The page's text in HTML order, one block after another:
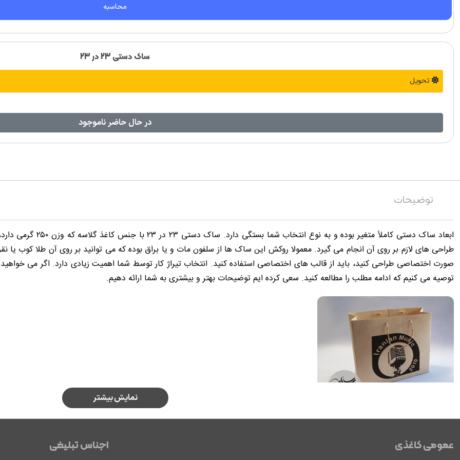
محاسبه
ساک دستی 23 در 23
تحویل
در حال حاضر ناموجود
توضیحات
ابعاد ساک دستی کاملاً
طراحی‌ های لازم بر روی آن انجام می‌ گیرد. معمولا روکش این ساک‌ ها از سلفون مات و یا براق بوده که می‌ توانید بر روی آن طلا کوب یا
توصیه می ‌کنیم که ادامه مطلب را مطالعه کنید. سعی کرده ایم توضیحات بهتر و بیشتری به شما ارائه دهیم.
قیمت ساک دستی ۲۳ در ۲۳ به چه عواملی بستگی دارد؟
اگر می‌ خواهید اقدام به خرید ساک دستی ۲۰ در ۲۰ کنید، در ابتدا باید برآوردی از قیمت این محصول داشته باشید. عوامل و فاکتور های متعددی هستند که می‌ توانند نقش تعیین کننده در
داشته باشند. یکی از مهمترین موارد تاثیرگذار در قیمت، انتخاب جنس ساک دستی است. شما باید مشخص کنید که می‌ خواهید
نمایش بیشتر
عمومی کاغذی اجناس تبلیغی